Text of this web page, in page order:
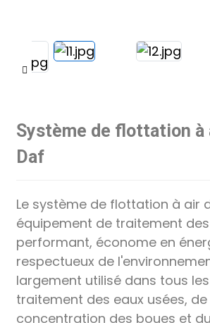
Système de flottation à
Daf
Le système de flottation à air
équipement de traitement
performant, économe en
respectueux de
largement utilisé dans tous
traitement des eaux usées, de
concentration des boues et